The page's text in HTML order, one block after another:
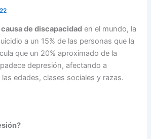
de discapacidad en el mundo, la
a un 15% de las personas que la
que un 20% aproximado de la
depresión, afectando a
edades, clases sociales y razas.